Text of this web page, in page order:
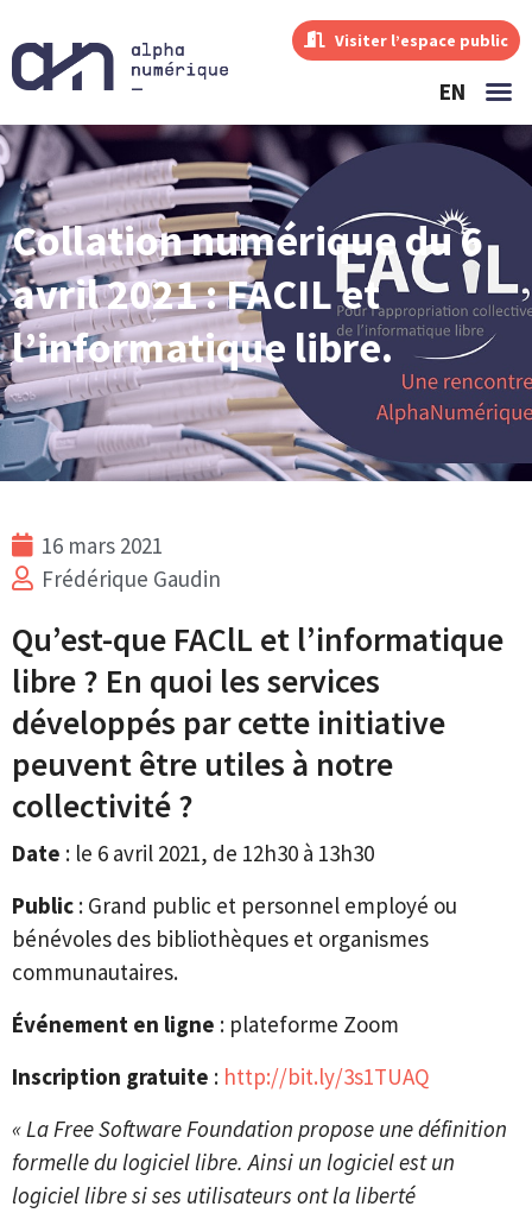
Visiter l’espace public
EN
Collation numérique du 6
avril 2021 : FACIL et
l’informatique libre.
16 mars 2021
Frédérique Gaudin
Qu’est-que FAClL et l’informatique
libre ? En quoi les services
développés par cette initiative
peuvent être utiles à notre
collectivité ?
Date : le 6 avril 2021, de 12h30 à 13h30
Public : Grand public et personnel employé ou
bénévoles des bibliothèques et organismes
communautaires.
Événement en ligne : plateforme Zoom
Inscription gratuite : http://bit.ly/3s1TUAQ
« La Free Software Foundation propose une définition
formelle du logiciel libre. Ainsi un logiciel est un
logiciel libre si ses utilisateurs ont la liberté